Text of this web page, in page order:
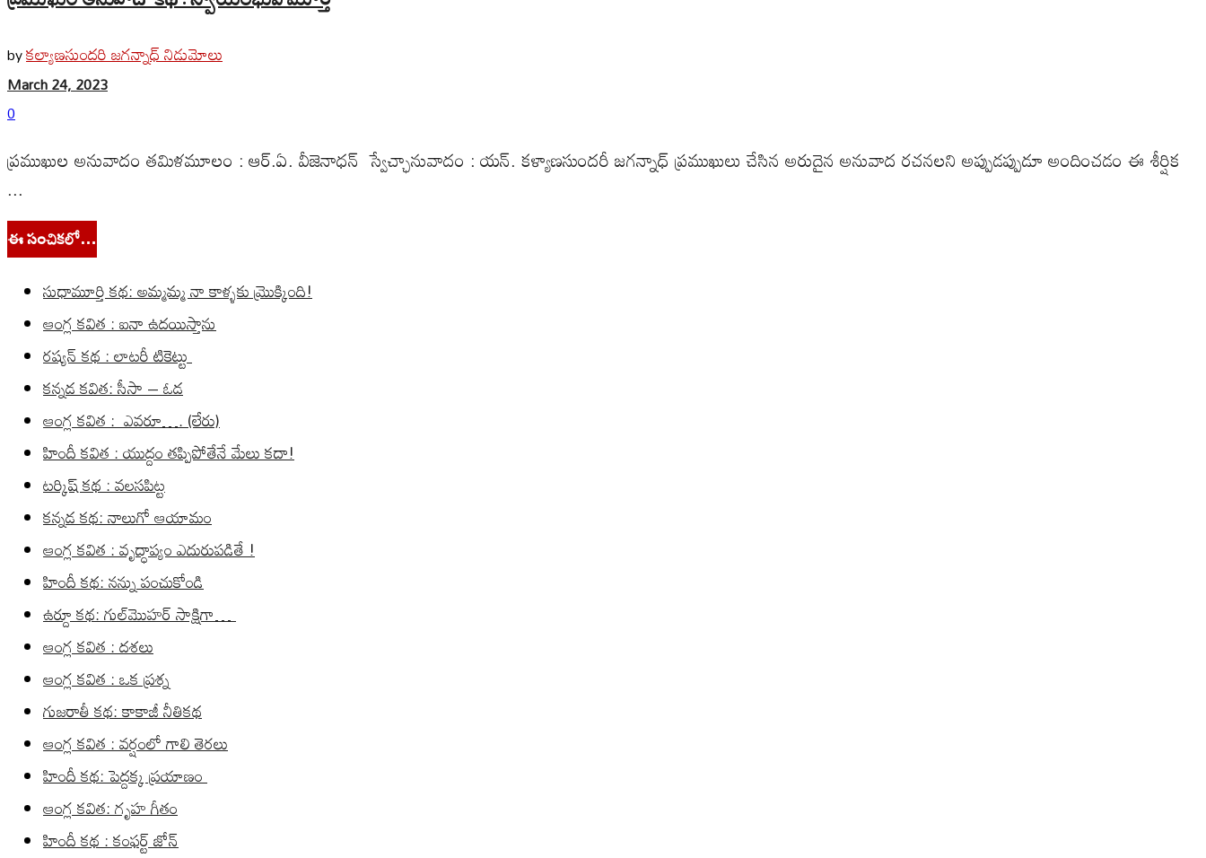
byకల్యాణసుందరి జగన్నాధ్ నిడుమోలు
March 24, 2023
0
ప్రముఖుల అనువాదం తమిళమూలం : ఆర్.ఏ. వీజెనాధన్ స్వేచ్ఛానువాదం : యన్. కళ్యాణసుందరీ జగన్నాధ్ ప్రముఖులు చేసిన అరుదైన అనువాద రచనలని అప్పుడప్పుడూ అందించడం ఈ శీర్షిక
...
ఈ సంచికలో…
సుధామూర్తి కథ: అమ్మమ్మ నా కాళ్ళకు మ్రొక్కింది!
ఆంగ్ల కవిత : ఐనా ఉదయిస్తాను
రష్యన్ కథ : లాటరీ టికెట్టు
కన్నడ కవిత: సీసా – ఓడ
ఆంగ్ల కవిత : ఎవరూ…. (లేరు)
హిందీ కవిత : యుద్దం తప్పిపోతేనే మేలు కదా!
టర్కిష్ కథ : వలసపిట్ట
కన్నడ కథ: నాలుగో ఆయామం
ఆంగ్ల కవిత : వృద్ధాప్యం ఎదురుపడితే !
హిందీ కథ: నన్ను పంచుకోండి
ఉర్దూ కథ: గుల్‌మొహర్ సాక్షిగా…
ఆంగ్ల కవిత : దశలు
ఆంగ్ల కవిత : ఒక ప్రశ్న
గుజరాతీ కథ: కాకాజీ నీతికథ
ఆంగ్ల కవిత : వర్షంలో గాలి తెరలు
హిందీ కథ: పెద్దక్క ప్రయాణం
ఆంగ్ల కవిత: గృహ గీతం
హిందీ కథ : కంఫర్ట్ జోన్